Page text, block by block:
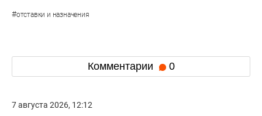
#отставки и назначения
Комментарии 0
7 августа 2026, 12:12